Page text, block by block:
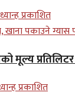
प्रकाशित
मूल्य
प्रकाशित